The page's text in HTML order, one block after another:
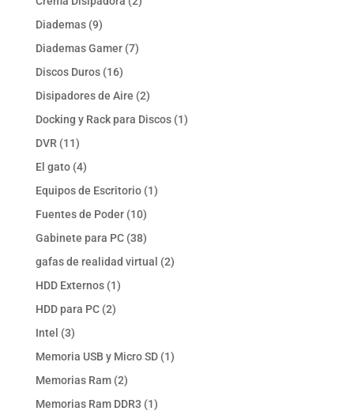
Diademas 99
productos
Diademas Gamer 77
Discos Duros 1616
productos
Disipadores de Aire 22
productos
Docking y Rack para Discos 11
DVR 1111
productos
El gato 44
productos
Equipos de Escritorio 11
Fuentes de Poder 1010
productos
Gabinete para PC 3838
productos
gafas de realidad virtual 22
HDD Externos 11
HDD para PC 22
Intel 33
productos
Memoria USB y Micro SD 11
Memorias Ram 22
productos
Memorias Ram DDR3 11